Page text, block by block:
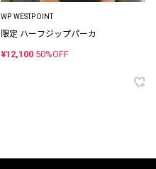
WP WESTPOINT
限定 ハーフジップパーカ
¥12,100 50%OFF